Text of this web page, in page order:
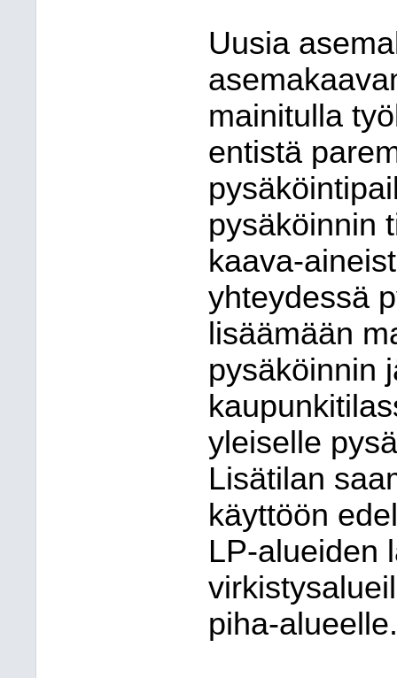
Uusia
mainitulla
entistä
pysäköinnin
kaava-
yhteydessä
lisäämään
pysäköinnin
yleiselle
Lisätilan
käyttöön
LP-alueiden
piha-alueelle.